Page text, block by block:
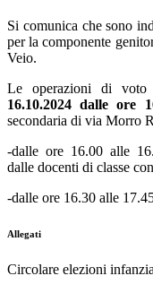
Si comunica che sono
per la componente
Veio.
Le operazioni di voto
16.10.2024 dalle ore
secondaria di via Morro
-dalle ore 16.00 alle
dalle docenti di classe
-dalle ore 16.30 alle
Allegati
Circolare elezioni